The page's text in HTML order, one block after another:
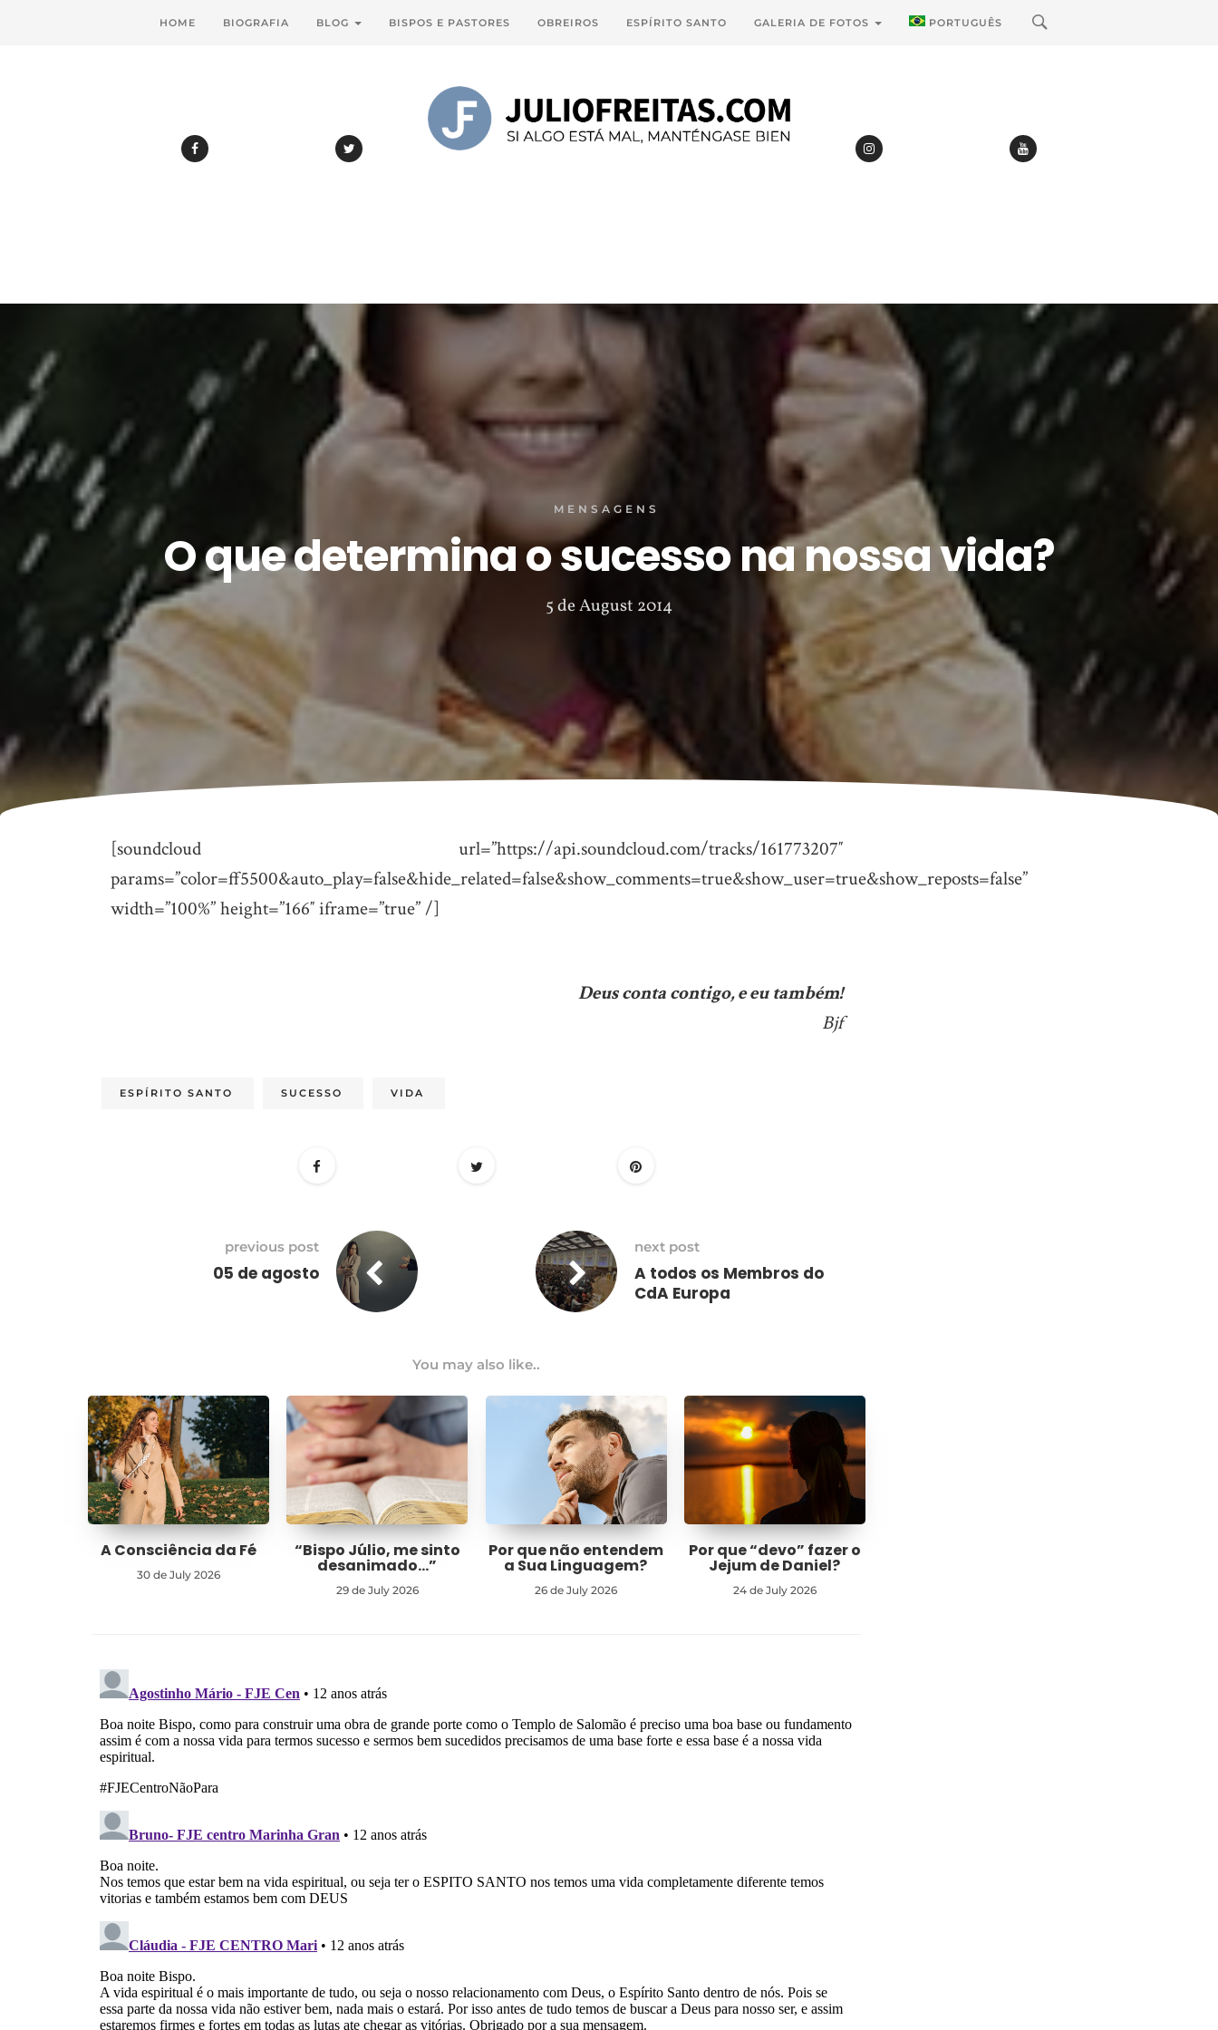
HOME BIOGRAFIA BLOG BISPOS E PASTORES OBREIROS ESPÍRITO SANTO GALERIA DE FOTOS PORTUGUÊS
MENSAGENS
O que determina o sucesso na nossa vida?
5 de August 2014
O
que
determina
[soundcloud url=”https://api.soundcloud.com/tracks/161773207″
params=”color=ff5500&auto_play=false&hide_related=false&show_comments=true&show_user=true&show_reposts=false”
width=”100%” height=”166″ iframe=”true” /]
Deus conta contigo, e eu também!
Bjf
ESPÍRITO SANTO SUCESSO VIDA
previous post
05 de agosto
next post
A todos os Membros do
CdA Europa
You may also like..
A Consciência da Fé
30 de July 2026
“Bispo Júlio, me sinto
desanimado…”
29 de July 2026
Por que não entendem
a Sua Linguagem?
26 de July 2026
Por que “devo” fazer o
Jejum de Daniel?
24 de July 2026